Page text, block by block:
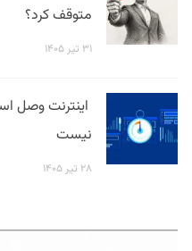
متوقف کرد؟
۳۱ تیر ۱۴۰۵
اینترنت وصل
نیست
۲۸ تیر ۱۴۰۵